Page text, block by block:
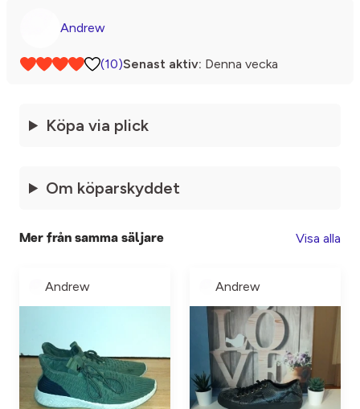
Andrew
(10)Senast aktiv: Denna vecka
Köpa via plick
Om köparskyddet
Mer från samma säljare Visa alla
Andrew Andrew